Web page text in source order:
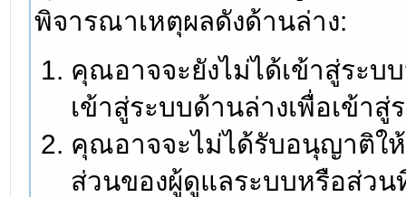
พิจารณาเหตุผลดังด้านล่าง:
คุณอาจจะยังไม่ได้เข้าสู่ระบ
เข้าสู่ระบบด้านล่างเพื่อเข้า
คุณอาจจะไม่ได้รับอนุญาติใ
ส่วนของผู้ดูแลระบบหรือส่ว